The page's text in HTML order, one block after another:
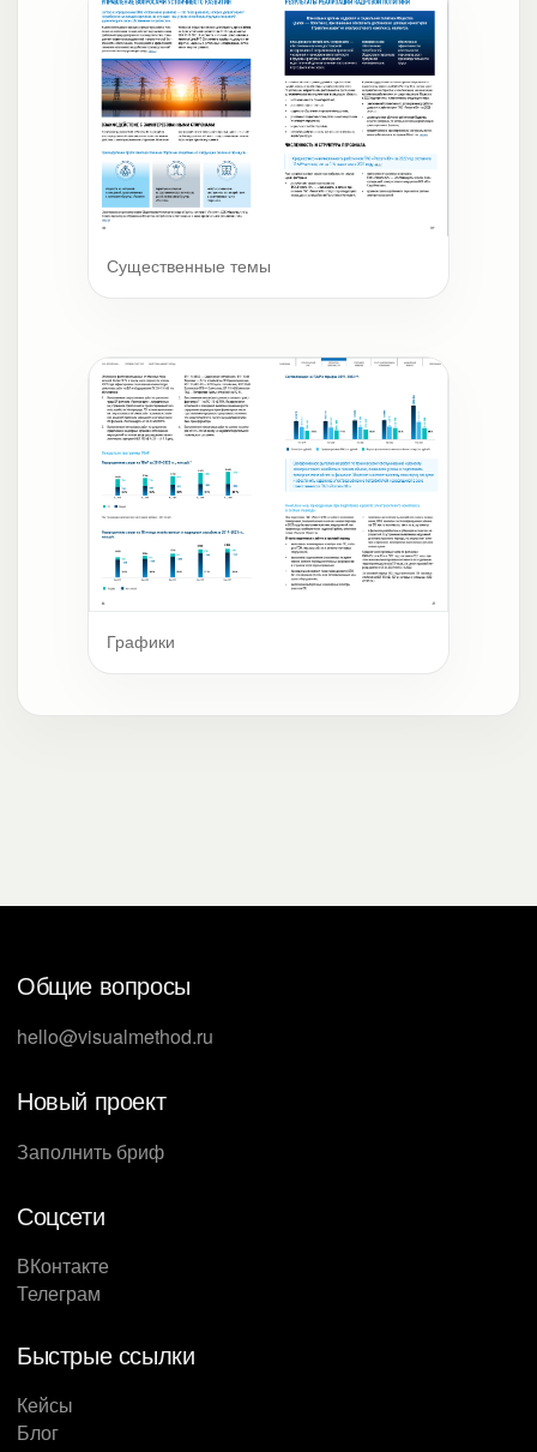
Существенные темы
Графики
Общие вопросы
hello@visualmethod.ru
Новый проект
Заполнить бриф
Соцсети
ВКонтакте
Телеграм
Быстрые ссылки
Кейсы
Блог